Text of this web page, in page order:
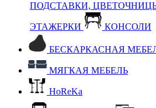
ПОДСТАВКИ,
ЭТАЖЕРКИ КОНСОЛИ
БЕСКАРКАСНАЯ
МЯГКАЯ МЕБЕЛЬ
HoReKa